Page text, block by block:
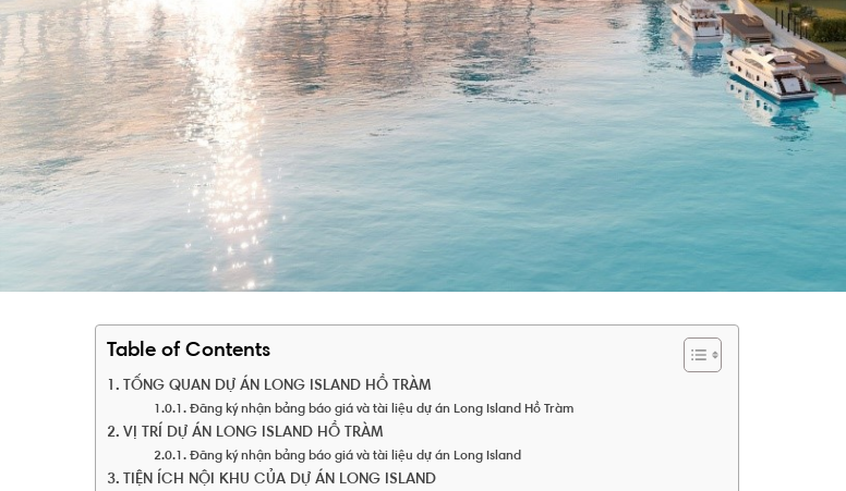
Table of Contents
TỔNG QUAN DỰ ÁN LONG ISLAND HỒ TRÀM
Đăng ký nhận bảng báo giá và tài liệu dự án Long Island Hồ Tràm
VỊ TRÍ DỰ ÁN LONG ISLAND HỒ TRÀM
Đăng ký nhận bảng báo giá và tài liệu dự án Long Island
TIỆN ÍCH NỘI KHU CỦA DỰ ÁN LONG ISLAND